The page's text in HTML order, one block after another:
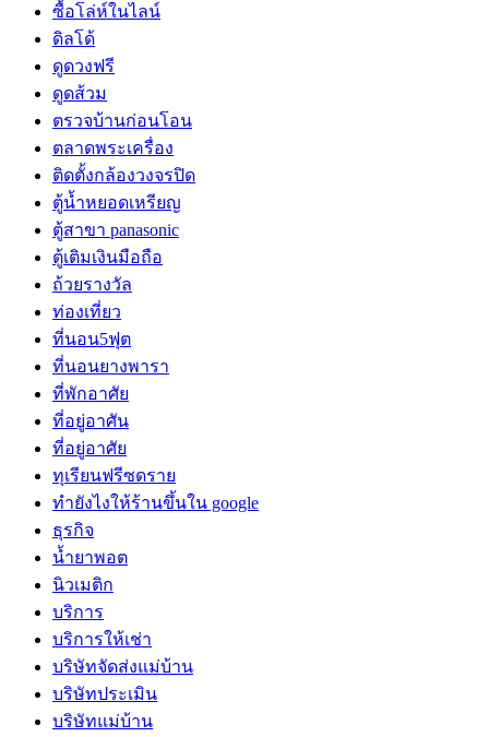
ซื้อโล่ห์ในไลน์
ดิลโด้
ดูดวงฟรี
ดูดส้วม
ตรวจบ้านก่อนโอน
ตลาดพระเครื่อง
ติดตั้งกล้องวงจรปิด
ตู้น้ำหยอดเหรียญ
ตู้สาขา panasonic
ตู้เติมเงินมือถือ
ถ้วยรางวัล
ท่องเที่ยว
ที่นอน5ฟุต
ที่นอนยางพารา
ที่พักอาศัย
ที่อยู่อาศัน
ที่อยู่อาศัย
ทุเรียนฟรีซดราย
ทํายังไงให้ร้านขึ้นใน google
ธุรกิจ
น้ำยาพอต
นิวเมติก
บริการ
บริการให้เช่า
บริษัทจัดส่งแม่บ้าน
บริษัทประเมิน
บริษัทแม่บ้าน